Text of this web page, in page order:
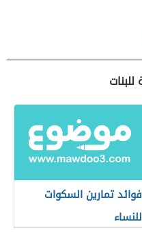
فوائد تمارين السكوات
للنساء